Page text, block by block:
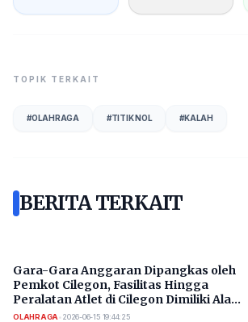
TOPIK TERKAIT
#OLAHRAGA #TITIK NOL #KALAH
BERITA TERKAIT
Gara-Gara Anggaran Dipangkas oleh
Pemkot Cilegon, Fasilitas Hingga
Peralatan Atlet di Cilegon Dimiliki Ala
Kadarnya
OLAHRAGA• 2026-06-15 19:44:25